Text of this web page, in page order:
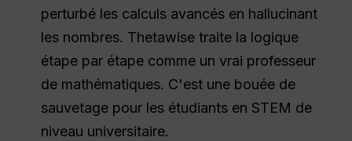
perturbé les calculs avancés en hallucinant
les nombres. Thetawise traite la logique
étape par étape comme un vrai professeur
de mathématiques. C'est une bouée de
sauvetage pour les étudiants en STEM de
niveau universitaire.